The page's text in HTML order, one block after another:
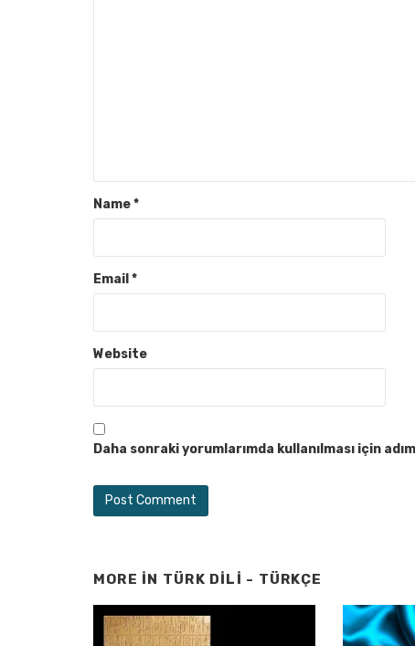
Name*
Email *
Website
Daha sonraki yorumlarımda kullanılması için
MORE IN TÜRK DILI - TÜRKÇE